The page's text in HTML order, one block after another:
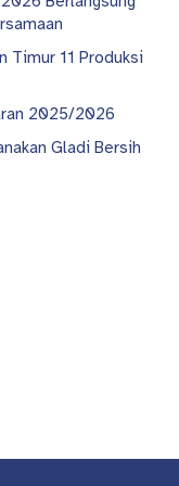
Timur 11 Produksi
2025/2026
Gladi Bersih